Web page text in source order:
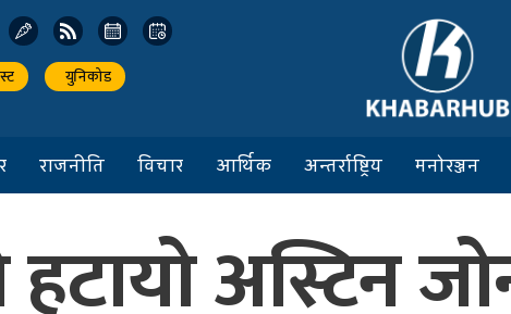
युनिकोड
राजनीति विचार आर्थिक अन्तर्राष्ट्रिय मनोरञ्जन
अस्टिन